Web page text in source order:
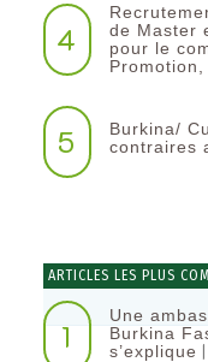
4
de Master
pour le
5
Burkina/
contraires
ARTICLES LES PLUS
1
Une
Burkina
s’explique